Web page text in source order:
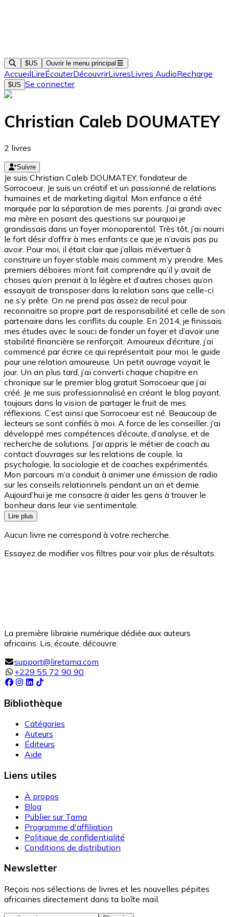
$US Ouvrir le menu principal
AccueilLireÉcouterDécouvrirLivresLivres AudioRecharge
$US Se connecter
Christian Caleb DOUMATEY
2 livres
Suivre
Je suis Christian Caleb DOUMATEY, fondateur de
Sorrocoeur. Je suis un créatif et un passionné de relations
humaines et de marketing digital. Mon enfance a été
marquée par la séparation de mes parents. J’ai grandi avec
ma mère en posant des questions sur pourquoi je
grandissais dans un foyer monoparental. Très tôt, j’ai nourri
le fort désir d’offrir à mes enfants ce que je n’avais pas pu
avoir. Pour moi, il était clair que j’allais m’évertuer à
construire un foyer stable mais comment m’y prendre. Mes
premiers déboires m’ont fait comprendre qu’il y avait de
choses qu’on prenait à la légère et d’autres choses qu’on
essayait de transposer dans la relation sans que celle-ci
ne s’y prête. On ne prend pas assez de recul pour
reconnaitre sa propre part de responsabilité et celle de son
partenaire dans les conflits du couple. En 2014, je finissais
mes études avec le souci de fonder un foyer et d’avoir une
stabilité financière se renforçait. Amoureux d’écriture, j’ai
commencé par écrire ce qui représentait pour moi, le guide
pour une relation amoureuse. Un petit ouvrage voyait le
jour. Un an plus tard, j’ai converti chaque chapitre en
chronique sur le premier blog gratuit Sorrocoeur que j’ai
créé. Je me suis professionnalisé en créant le blog payant,
toujours dans la vision de partager le fruit de mes
réflexions. C’est ainsi que Sorrocoeur est né. Beaucoup de
lecteurs se sont confiés à moi. A force de les conseiller, j’ai
développé mes compétences d’écoute, d’analyse, et de
recherche de solutions. J’ai appris le métier de coach au
contact d’ouvrages sur les relations de couple, la
psychologie, la sociologie et de coaches expérimentés.
Mon parcours m’a conduit à animer une émission de radio
sur les conseils relationnels pendant un an et demie.
Aujourd’hui je me consacre à aider les gens à trouver le
bonheur dans leur vie sentimentale.
Lire plus
Aucun livre ne correspond à votre recherche.
Essayez de modifier vos filtres pour voir plus de résultats.
La première librairie numérique dédiée aux auteurs
africains. Lis, écoute, découvre.
support@liretama.com
+229 55 72 90 90
Bibliothèque
Catégories
Auteurs
Éditeurs
Aide
Liens utiles
À propos
Blog
Publier sur Tama
Programme d'affiliation
Politique de confidentialité
Conditions de distribution
Newsletter
Reçois nos sélections de livres et les nouvelles pépites
africaines directement dans ta boîte mail.